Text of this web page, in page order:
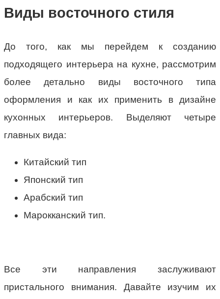
Виды восточного стиля
До того, как мы перейдем к созданию
подходящего интерьера на кухне, рассмотрим
более детально виды восточного типа
оформления и как их применить в дизайне
кухонных интерьеров. Выделяют четыре
главных вида:
Китайский тип
Японский тип
Арабский тип
Марокканский тип.
Все эти направления заслуживают
пристального внимания. Давайте изучим их